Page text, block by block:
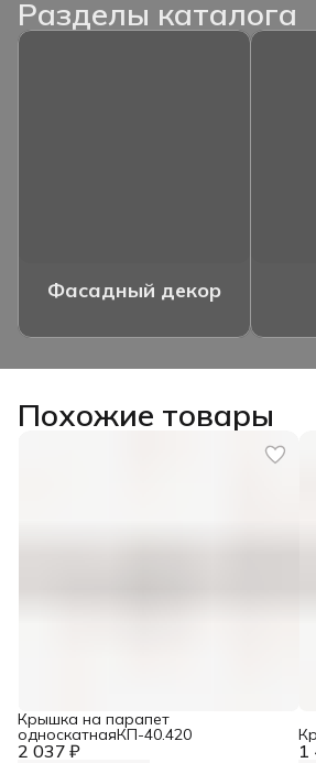
Разделы каталога
Фасадный декор
Похожие товары
2 037 ₽
Крышка на парапет
односкатнаяКП-40.420
1